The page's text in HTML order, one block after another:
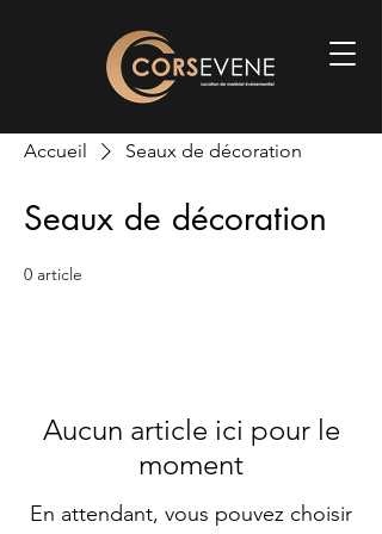
Accueil Seaux de décoration
Seaux de décoration
0 article
Aucun article ici pour le
moment
En attendant, vous pouvez choisir